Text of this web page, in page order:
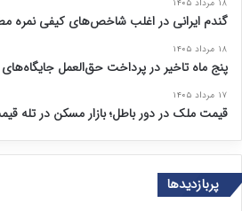
۱۸ مرداد ۱۴۰۵
گندم ایرانی در اغلب شاخص‌های کیفی نمره
۱۸ مرداد ۱۴۰۵
پنج ماه تاخیر در پرداخت حق‌العمل
۱۷ مرداد ۱۴۰۵
قیمت ملک در دور باطل؛ بازار مسکن در تله
پربازدیدها